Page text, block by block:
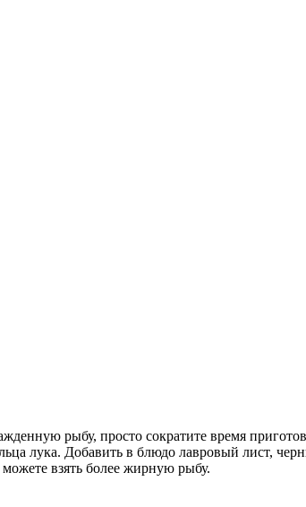
рыбу, просто сократите время
лука. Добавить в блюдо лавровый лист,
взять более жирную рыбу.